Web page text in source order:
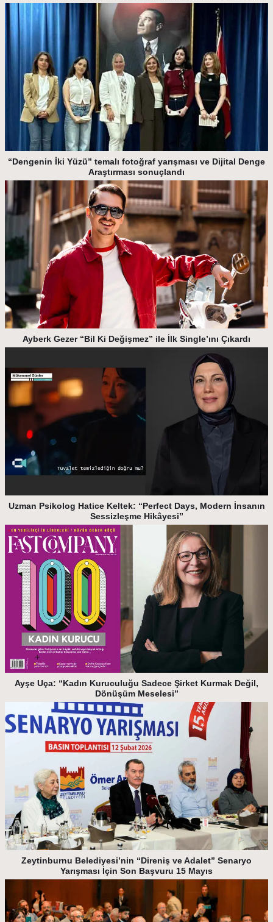
“Dengenin İki Yüzü” temalı fotoğraf yarışması ve Dijital Denge
Araştırması sonuçlandı
Ayberk Gezer “Bil Ki Değişmez” ile İlk Single’ını Çıkardı
Uzman Psikolog Hatice Keltek: “Perfect Days, Modern İnsanın
Sessizleşme Hikâyesi”
Ayşe Uça: “Kadın Kuruculuğu Sadece Şirket Kurmak Değil,
Dönüşüm Meselesi”
Zeytinburnu Belediyesi’nin “Direniş ve Adalet” Senaryo
Yarışması İçin Son Başvuru 15 Mayıs